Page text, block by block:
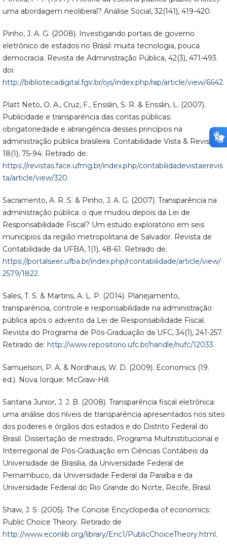
uma abordagem neoliberal? Análise Social, 32(141), 419-420.
Pinho, J. A. G. (2008). Investigando portais de governo
eletrônico de estados no Brasil: muita tecnologia, pouca
democracia. Revista de Administração Pública, 42(3), 471-493.
doi:
http://bibliotecadigital.fgv.br/ojs/index.php/rap/article/view/6642.
Platt Neto, O. A., Cruz, F., Ensslin, S. R. & Ensslin, L. (2007).
Publicidade e transparência das contas públicas:
obrigatoriedade e abrangência desses princípios na
administração pública brasileira. Contabilidade Vista & Revista,
18(1), 75-94. Retirado de:
https://revistas.face.ufmg.br/index.php/contabilidadevistaerevis
ta/article/view/320.
Sacramento, A. R. S. & Pinho, J. A. G. (2007). Transparência na
administração pública: o que mudou depois da Lei de
Responsabilidade Fiscal? Um estudo exploratório em seis
municípios da região metropolitana de Salvador. Revista de
Contabilidade da UFBA, 1(1), 48-61. Retirado de:
https://portalseer.ufba.br/index.php/rcontabilidade/article/view/
2579/1822.
Sales, T. S. & Martins, A. L. P. (2014). Planejamento,
transparência, controle e responsabilidade na administração
pública após o advento da Lei de Responsabilidade Fiscal.
Revista do Programa de Pós-Graduação da UFC, 34(1), 241-257.
Retirado de: http://www.repositorio.ufc.br/handle/riufc/12033.
Samuelson, P. A. & Nordhaus, W. D. (2009). Economics (19.
ed.). Nova Iorque: McGraw-Hill.
Santana Junior, J. J. B. (2008). Transparência fiscal eletrônica:
uma análise dos níveis de transparência apresentados nos sites
dos poderes e órgãos dos estados e do Distrito Federal do
Brasil. Dissertação de mestrado, Programa Multinstitucional e
Interregional de Pós-Graduação em Ciências Contábeis da
Universidade de Brasília, da Universidade Federal de
Pernambuco, da Universidade Federal da Paraíba e da
Universidade Federal do Rio Grande do Norte, Recife, Brasil.
Shaw, J. S. (2005). The Concise Encyclopedia of economics:
Public Choice Theory. Retirado de
http://www.econlib.org/library/Enc1/PublicChoiceTheory.html.